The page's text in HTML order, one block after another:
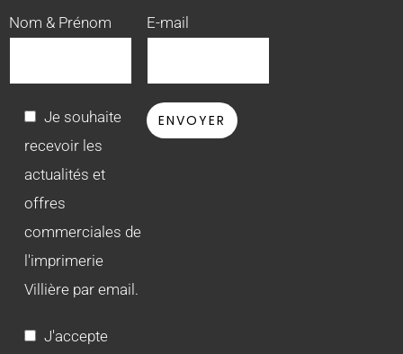
Nom & Prénom E-mail
Je souhaite
recevoir les
actualités et
offres
commerciales de
l'imprimerie
Villière par email.
J'accepte